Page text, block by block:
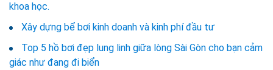
khoa học.
Xây dựng bể bơi kinh doanh và kinh phí đầu tư
Top 5 hồ bơi đẹp lung linh giữa lòng Sài Gòn cho bạn cảm
giác như đang đi biển